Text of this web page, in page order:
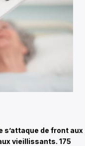
s’attaque de front aux
vieillissants. 175